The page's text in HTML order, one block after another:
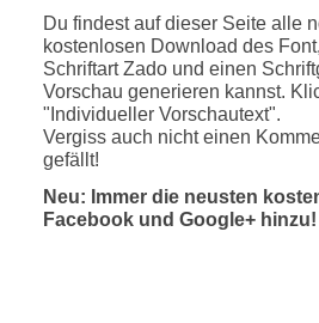
Du findest auf dieser Seite alle
kostenlosen Download des
Schriftart Zado und einen
Vorschau generieren kannst.
"Individueller Vorschautext".
Vergiss auch nicht einen
gefällt!
Neu: Immer die neusten
Facebook und Google+ hinzu!